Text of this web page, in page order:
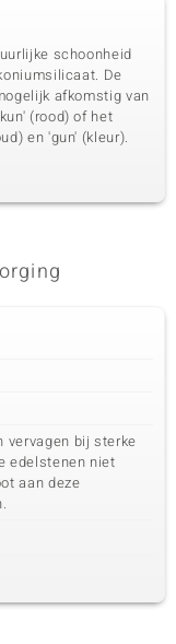
schoonheid
De
afkomstig van
(rood) of het
en 'gun' (kleur).
vervagen bij sterke
edelstenen niet
aan deze